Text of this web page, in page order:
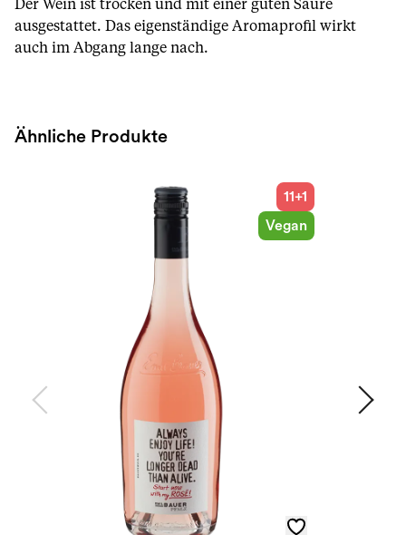
Der Wein ist trocken und mit einer guten Säure
ausgestattet. Das eigenständige Aromaprofil wirkt
auch im Abgang lange nach.
Ähnliche Produkte
11+1
Vegan